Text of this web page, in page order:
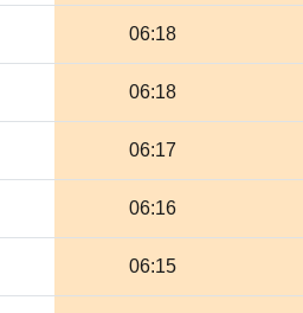
06:18
06:18
06:17
06:16
06:15